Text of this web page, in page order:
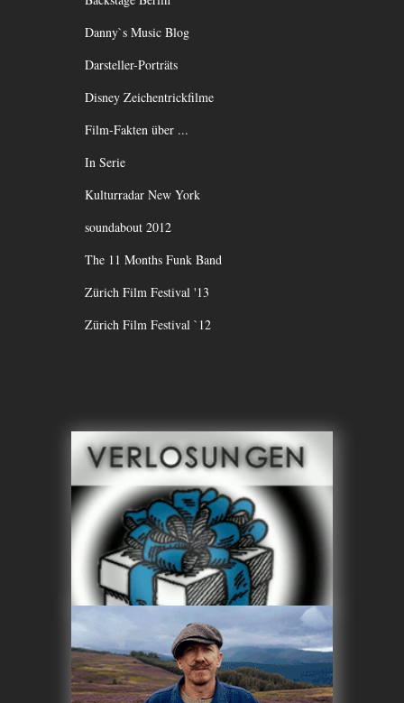
Danny`s Music Blog
Darsteller-Porträts
Disney Zeichentrickfilme
Film-Fakten über ...
In Serie
Kulturradar New York
soundabout 2012
The 11 Months Funk Band
Zürich Film Festival '13
Zürich Film Festival `12